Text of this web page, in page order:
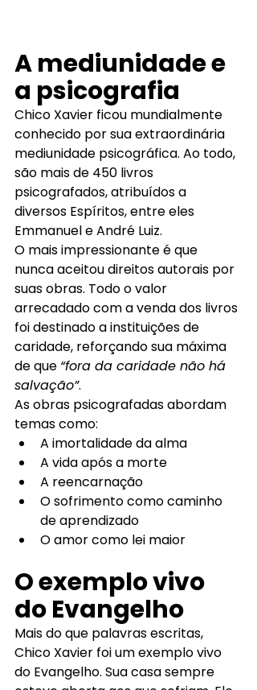
A mediunidade e
a psicografia
Chico Xavier ficou mundialmente
conhecido por sua extraordinária
mediunidade psicográfica. Ao todo,
são mais de 450 livros
psicografados, atribuídos a
diversos Espíritos, entre eles
Emmanuel e André Luiz.
O mais impressionante é que
nunca aceitou direitos autorais por
suas obras. Todo o valor
arrecadado com a venda dos livros
foi destinado a instituições de
caridade, reforçando sua máxima
de que “fora da caridade não há
salvação”.
As obras psicografadas abordam
temas como:
A imortalidade da alma
A vida após a morte
A reencarnação
O sofrimento como caminho
de aprendizado
O amor como lei maior
O exemplo vivo
do Evangelho
Mais do que palavras escritas,
Chico Xavier foi um exemplo vivo
do Evangelho. Sua casa sempre